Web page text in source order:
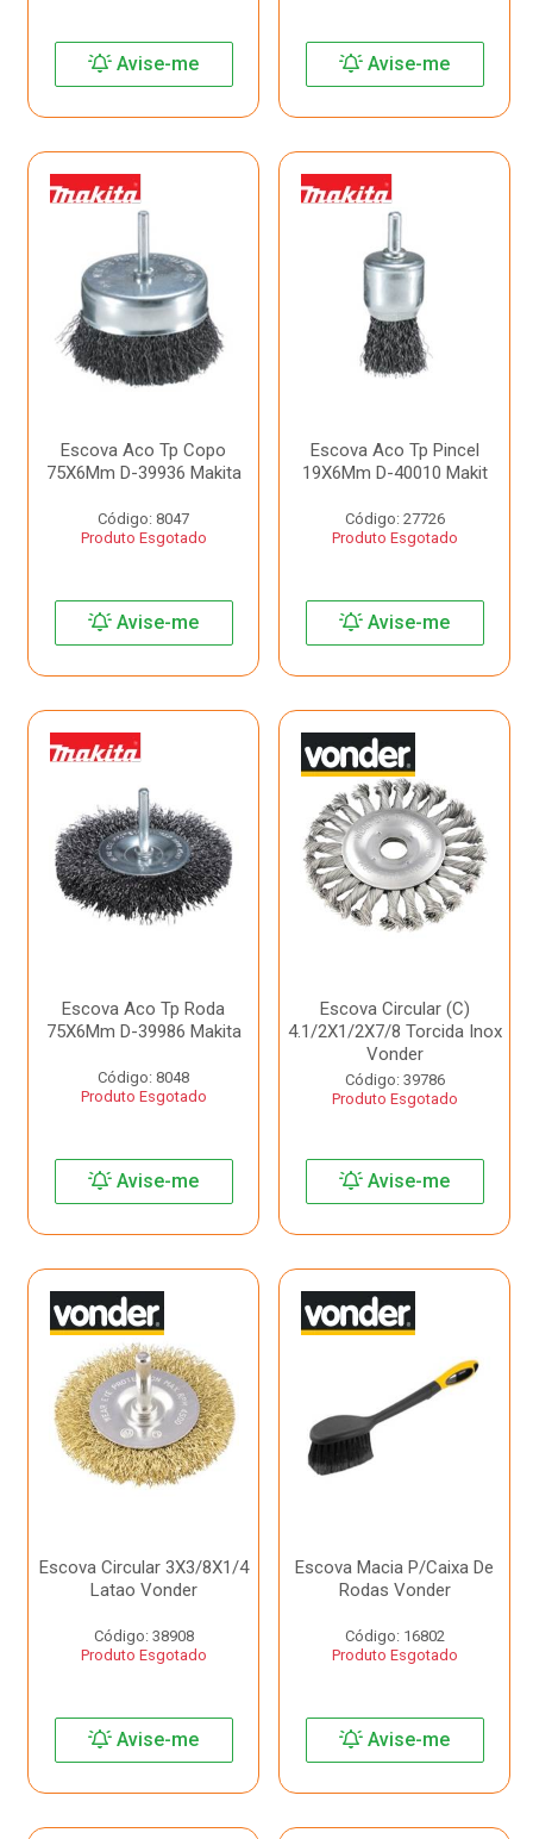
Avise-me Avise-me
Escova Aco Tp Copo
75X6Mm D-39936 Makita
Código: 8047
Produto Esgotado
Avise-me
Escova Aco Tp Pincel
19X6Mm D-40010 Makit
Código: 27726
Produto Esgotado
Avise-me
Escova Aco Tp Roda
75X6Mm D-39986 Makita
Código: 8048
Produto Esgotado
Avise-me
Escova Circular (C)
4.1/2X1/2X7/8 Torcida Inox
Vonder
Código: 39786
Produto Esgotado
Avise-me
Escova Circular 3X3/8X1/4
Latao Vonder
Código: 38908
Produto Esgotado
Avise-me
Escova Macia P/Caixa De
Rodas Vonder
Código: 16802
Produto Esgotado
Avise-me